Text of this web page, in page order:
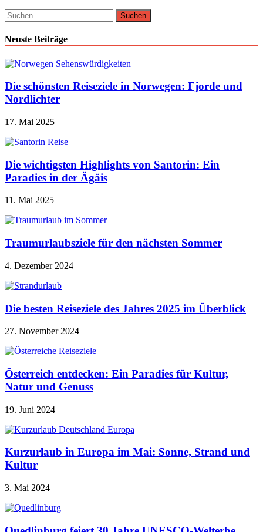
Suchen
nach:
Neuste Beiträge
Die schönsten Reiseziele in Norwegen: Fjorde und
Nordlichter
17. Mai 2025
Die wichtigsten Highlights von Santorin: Ein
Paradies in der Ägäis
11. Mai 2025
Traumurlaubsziele für den nächsten Sommer
4. Dezember 2024
Die besten Reiseziele des Jahres 2025 im Überblick
27. November 2024
Österreich entdecken: Ein Paradies für Kultur,
Natur und Genuss
19. Juni 2024
Kurzurlaub in Europa im Mai: Sonne, Strand und
Kultur
3. Mai 2024